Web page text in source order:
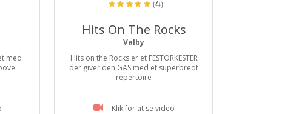
med
(4)
Hits On The Rocks
Valby
Hits on the Rocks er et FESTORKESTER
der giver den GAS med et superbredt
repertoire
Klik for at se video